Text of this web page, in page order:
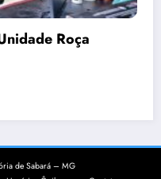
Roça
de Sabará – MG